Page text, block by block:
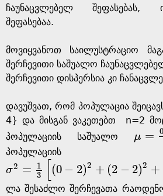
ჩაუნაცვლებელ შეფასებას,
შეფასებაა.
მოვიყვანოთ საილუსტრაციო
შერჩევითი საშუალო
შერჩევითი დისპერსია კი
დავუშვათ, რომ პოპულაცია
4} და მისგან ვაკეთებთ n=2
პოპულაციის საშუალო μ = 0
μ=0+
პოპულაციის
σ2 =
1
3
(0 − 2)2 + (2 − 2)2 +
σ2 =1 3(0 2)2 +( 2-2 2+ ( 4 2) 2=8 3
ლა შესაძლო შერჩევათა